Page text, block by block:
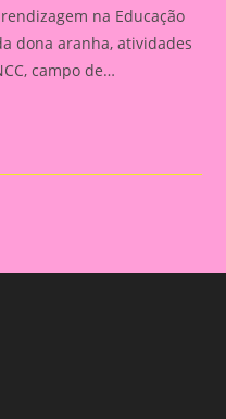
na Educação
dona aranha, atividades
campo de…